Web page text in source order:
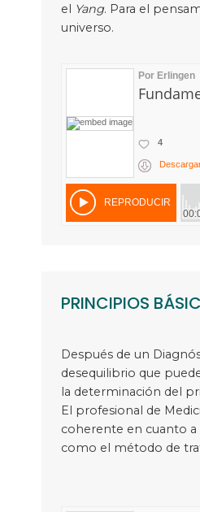
el Yang. Para el
universo.
PRINCIPIOS
Después de un
desequilibrio que
la determinación del
El profesional de
coherente en cuanto a
como el método de